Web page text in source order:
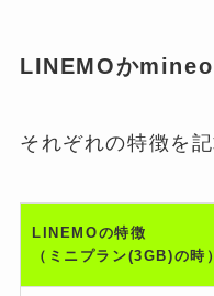
LINEMOかmineo
それぞれの特徴を
LINEMOの特徴
（ミニプラン(3GB)の時）